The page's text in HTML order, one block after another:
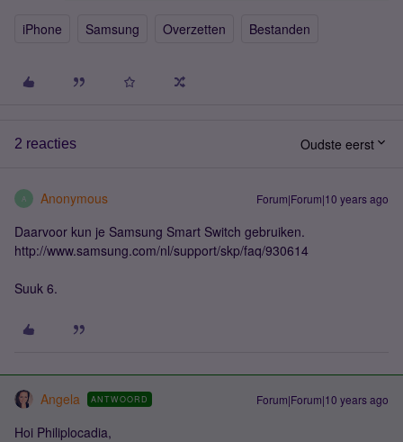
iPhone Samsung Overzetten Bestanden
2 reacties Oudste eerst
A Anonymous Forum|Forum|10 years ago
Daarvoor kun je Samsung Smart Switch gebruiken.
http://www.samsung.com/nl/support/skp/faq/930614
Suuk 6.
Angela ANTWOORD Forum|Forum|10 years ago
Hoi Philiplocadia,